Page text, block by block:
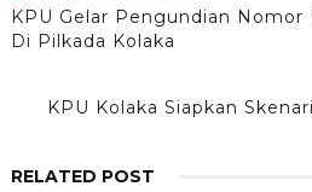
KPU Gelar Pengundian Nomor
Di Pilkada Kolaka
KPU Kolaka Siapkan
RELATED POST